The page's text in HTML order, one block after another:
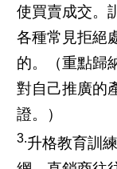
使買賣成交。
各種常見拒絕
的。（重點歸
對自己推廣的
證。）
3.升格教育訓